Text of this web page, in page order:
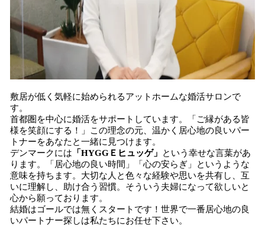
敷居が低く気軽に始められるアットホームな婚活サロンで
す。
首都圏を中心に婚活をサポートしています。「ご縁がある皆
様を笑顔にする！」この理念の元、温かく居心地の良いパー
トナーをあなたと一緒に見つけます。
デンマークには 「HYGGＥヒュッゲ」
という幸せな言葉があ
ります。「居心地の良い時間」「心の安らぎ」というような
意味を持ちます。大切な人と色々な経験や思いを共有し、互
いに理解し、助け合う習慣。そういう夫婦になって欲しいと
心から願っております。
結婚はゴールでは無くスタートです！世界で一番居心地の良
いパートナー探しは私たちにお任せ下さい。